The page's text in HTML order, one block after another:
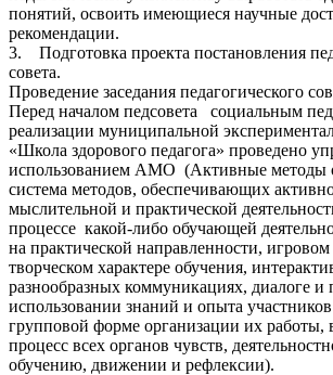
понятий, освоить имеющиеся научные
рекомендации.
3. Подготовка проекта постановления
совета.
Проведение заседания педагогического
Перед началом педсовета социальным
реализации муниципальной
«Школа здорового педагога» проведено
использованием АМО (Активные методы
система методов, обеспечивающих
мыслительной и практической
процессе какой-либо обучающей
на практической направленности, игровом
творческом характере обучения,
разнообразных коммуникациях, диалоге и
использовании знаний и опыта
групповой форме организации их работы,
процесс всех органов чувств,
обучению, движении и рефлексии).